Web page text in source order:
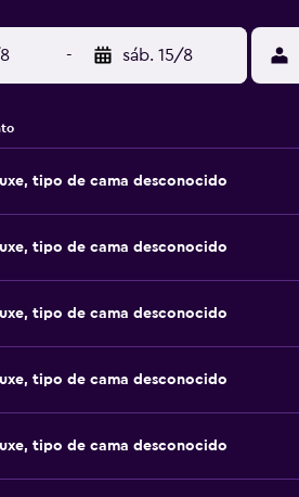
- sáb. 15/8
tipo de cama desconocido
tipo de cama desconocido
tipo de cama desconocido
tipo de cama desconocido
tipo de cama desconocido